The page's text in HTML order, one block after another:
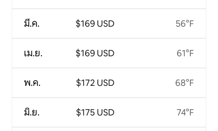
มี.ค.
เม.ย.
พ.ค.
มิ.ย.
$169 USD
$169 USD
$172 USD
$175 USD
56°F
61°F
68°F
74°F